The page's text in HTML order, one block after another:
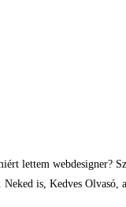
lettem webdesigner?
is, Kedves Olvasó,